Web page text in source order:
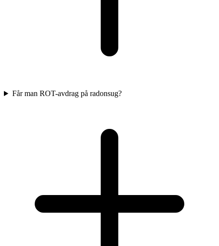
Får man ROT-avdrag på radonsug?